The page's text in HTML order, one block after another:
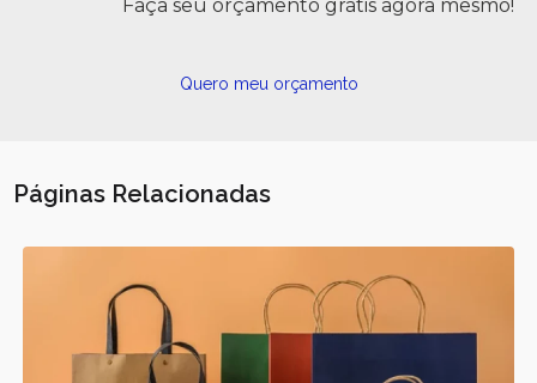
Faça seu orçamento grátis agora mesmo!
Quero meu orçamento
Páginas Relacionadas